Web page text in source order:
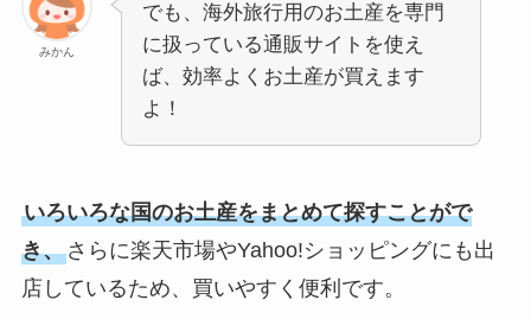
みかん
でも、海外旅行用のお土産を専門
に扱っている通販サイトを使え
ば、効率よくお土産が買えます
よ！
いろいろな国のお土産をまとめて探すことがで
き、さらに楽天市場やYahoo!ショッピングにも出
店しているため、買いやすく便利です。